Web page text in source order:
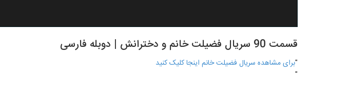
قسمت 90 سریال فضیلت خانم و دخترانش | دوبله فارسی
"برای مشاهده سریال فضیلت خانم اینجا کلیک کنید
"